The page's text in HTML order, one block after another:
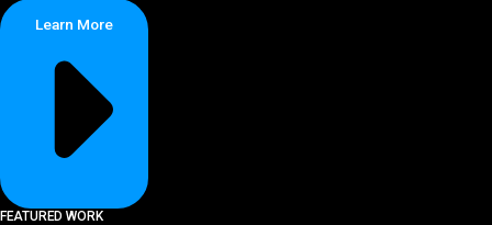
Learn More
FEATURED WORK